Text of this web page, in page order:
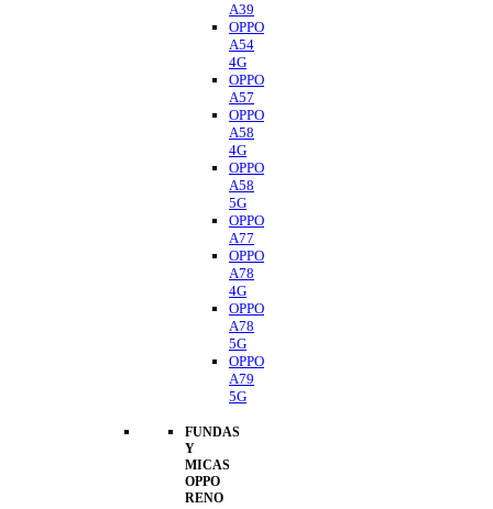
A39
OPPO
A54
4G
OPPO
A57
OPPO
A58
4G
OPPO
A58
5G
OPPO
A77
OPPO
A78
4G
OPPO
A78
5G
OPPO
A79
5G
FUNDAS
Y
MICAS
OPPO
RENO